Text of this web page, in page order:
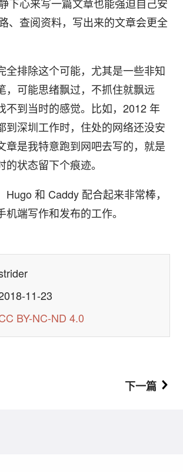
下心来写一篇文章也能强迫自己安
、查阅资料，写出来的文章会更全
全排除这个可能，尤其是一些非知
，可能思绪飘过，不抓住就飘远
不到当时的感觉。比如，2012 年
到深圳工作时，住处的网络还没安
章是我特意跑到网吧去写的，就是
状态留下个痕迹。
Hugo 和 Caddy 配合起来非常棒，
机端写作和发布的工作。
11-23
BY-NC-ND 4.0
下一篇